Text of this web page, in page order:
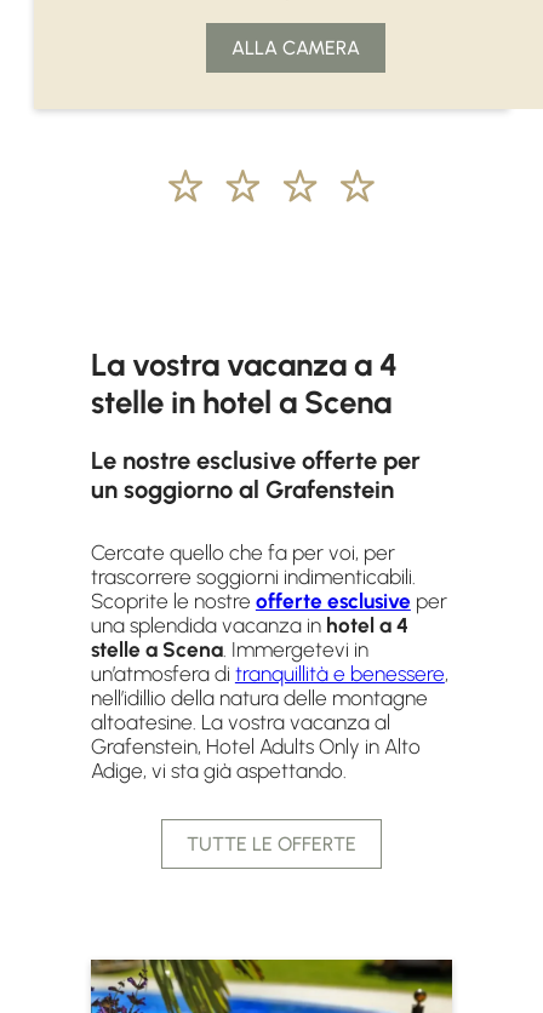
ALLA CAMERA
La vostra vacanza a 4
stelle in hotel a Scena
Le nostre esclusive offerte per
un soggiorno al Grafenstein
Cercate quello che fa per voi, per
trascorrere soggiorni indimenticabili.
Scoprite le nostre offerte esclusiveper
una splendida vacanza in hotel a 4
stelle a Scena. Immergetevi in
un’atmosfera di tranquillità e benessere,
nell’idillio della natura delle montagne
altoatesine. La vostra vacanza al
Grafenstein, Hotel Adults Only in Alto
Adige, vi sta già aspettando.
TUTTE LE OFFERTE